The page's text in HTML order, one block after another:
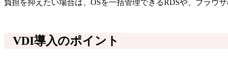
負担を抑えたい場合は、OSを一括管理できるRDSや、ブラウ
VDI導入のポイント